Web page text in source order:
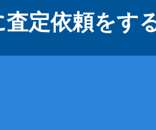
査定依頼をす